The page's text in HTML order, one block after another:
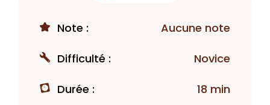
Note : Aucune note
Difficulté : Novice
Durée : 18 min